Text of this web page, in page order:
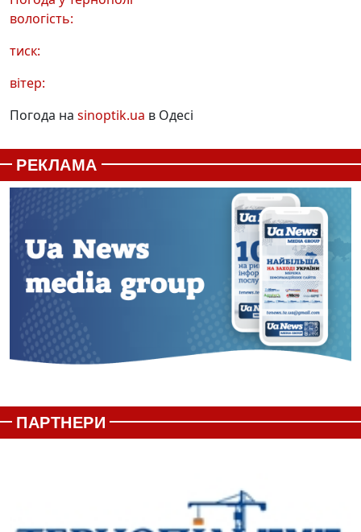
вологість:
тиск:
вітер:
Погода на sinoptik.ua в Одесі
РЕКЛАМА
ПАРТНЕРИ